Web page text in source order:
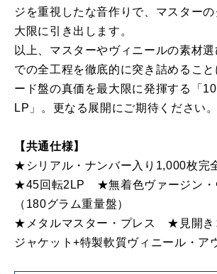
ジを重視したな音作りで、マスター
大限に引き出します。
以上、マスターやヴィニールの素材選
での全工程を徹底的に突き詰めるこ
ード盤の真価を最大限に発揮する「
LP」。更なる展開にご期待ください。
【共通仕様】
★シリアル・ナンバー入り1,000枚完
★45回転2LP ★無着色ヴァージン・
（180グラム重量盤）
★メタルマスター・プレス ★見開き
ジャケット+特製軟質ヴィニール・ア